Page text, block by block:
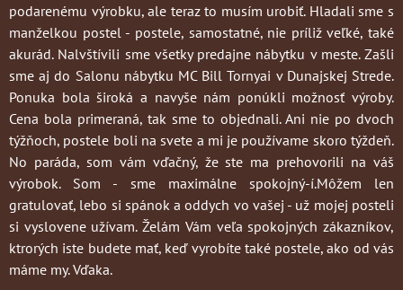
podarenému výrobku, ale teraz to musím urobiť. Hladali sme s
manželkou postel - postele, samostatné, nie príliž veľké, také
akurád. Nalvštívili sme všetky predajne nábytku v meste. Zašli
sme aj do Salonu nábytku MC Bill Tornyai v Dunajskej Strede.
Ponuka bola široká a navyše nám ponúkli možnosť výroby.
Cena bola primeraná, tak sme to objednali. Ani nie po dvoch
týžňoch, postele boli na svete a mi je používame skoro týždeň.
No paráda, som vám vďačný, že ste ma prehovorili na váš
výrobok. Som - sme maximálne spokojný-í.Môžem len
gratulovať, lebo si spánok a oddych vo vašej - už mojej posteli
si vyslovene užívam. Želám Vám veľa spokojných zákazníkov,
ktrorých iste budete mať, keď vyrobíte také postele, ako od vás
máme my. Vďaka.